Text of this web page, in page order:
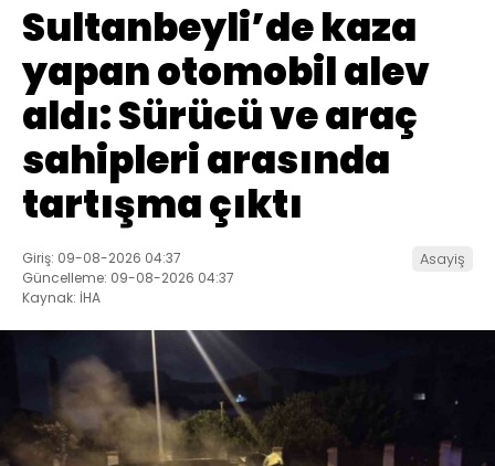
Sultanbeyli’de kaza
yapan otomobil alev
aldı: Sürücü ve araç
sahipleri arasında
tartışma çıktı
Giriş: 09-08-2026 04:37
Güncelleme: 09-08-2026 04:37
Kaynak: İHA
Asayiş